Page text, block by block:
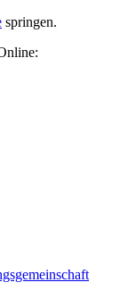
springen.